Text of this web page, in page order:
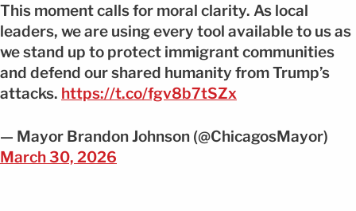
This moment calls for moral clarity. As local
leaders, we are using every tool available to us as
we stand up to protect immigrant communities
and defend our shared humanity from Trump’s
attacks. https://t.co/fgv8b7tSZx
— Mayor Brandon Johnson (@ChicagosMayor)
March 30, 2026